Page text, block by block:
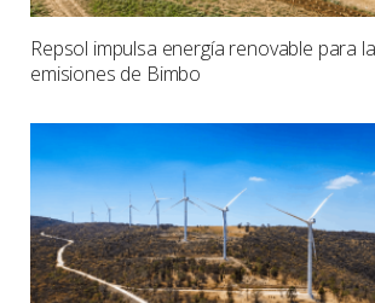
Repsol impulsa energía renovable para
emisiones de Bimbo